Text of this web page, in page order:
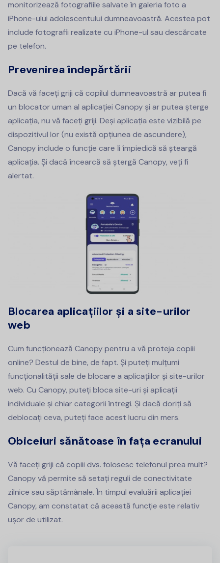
monitorizează fotografiile salvate în galeria foto a
iPhone-ului adolescentului dumneavoastră. Acestea pot
include fotografii realizate cu iPhone-ul sau descărcate
pe telefon.
Prevenirea îndepărtării
Dacă vă faceți griji că copilul dumneavoastră ar putea fi
un blocator uman al aplicației Canopy și ar putea șterge
aplicația, nu vă faceți griji. Deși aplicația este vizibilă pe
dispozitivul lor (nu există opțiunea de ascundere),
Canopy include o funcție care îi împiedică să șteargă
aplicația. Și dacă încearcă să ștergă Canopy, veți fi
alertat.
Blocarea aplicațiilor și a site-urilor
web
Cum funcționează Canopy pentru a vă proteja copiii
online? Destul de bine, de fapt. Și puteți mulțumi
funcționalității sale de blocare a aplicațiilor și site-urilor
web. Cu Canopy, puteți bloca site-uri și aplicații
individuale și chiar categorii întregi. Și dacă doriți să
deblocați ceva, puteți face acest lucru din mers.
Obiceiuri sănătoase în fața ecranului
Vă faceți griji că copiii dvs. folosesc telefonul prea mult?
Canopy vă permite să setați reguli de conectivitate
zilnice sau săptămânale. În timpul evaluării aplicației
Canopy, am constatat că această funcție este relativ
ușor de utilizat.